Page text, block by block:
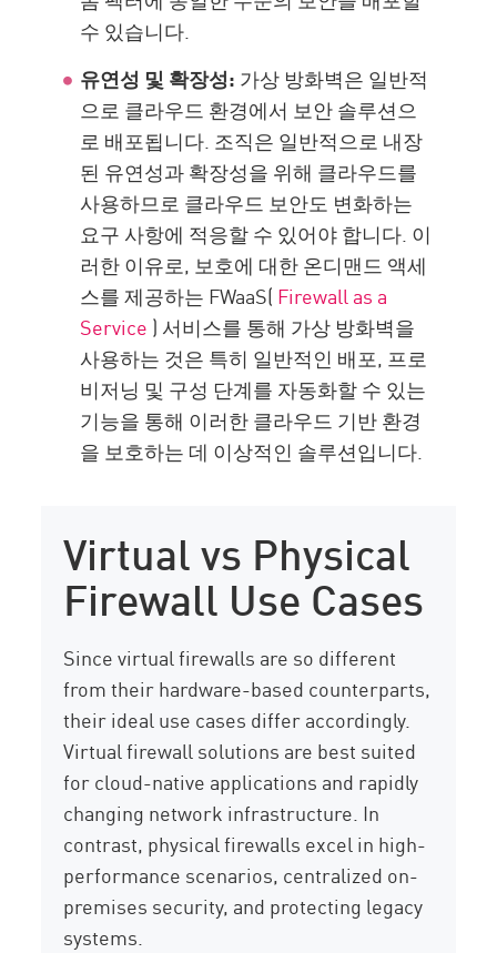
수 있습니다.
유연성 및 확장성: 가상 방화벽은 일반적
으로 클라우드 환경에서 보안 솔루션으
로 배포됩니다. 조직은 일반적으로 내장
된 유연성과 확장성을 위해 클라우드를
사용하므로 클라우드 보안도 변화하는
요구 사항에 적응할 수 있어야 합니다. 이
러한 이유로, 보호에 대한 온디맨드 액세
스를 제공하는 FWaaS( Firewall as a
Service ) 서비스를 통해 가상 방화벽을
사용하는 것은 특히 일반적인 배포, 프로
비저닝 및 구성 단계를 자동화할 수 있는
기능을 통해 이러한 클라우드 기반 환경
을 보호하는 데 이상적인 솔루션입니다.
Virtual vs Physical
Firewall Use Cases
Since virtual firewalls are so different
from their hardware-based counterparts,
their ideal use cases differ accordingly.
Virtual firewall solutions are best suited
for cloud-native applications and rapidly
changing network infrastructure. In
contrast, physical firewalls excel in high-
performance scenarios, centralized on-
premises security, and protecting legacy
systems.